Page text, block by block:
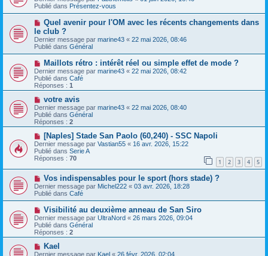
e
e
s
s
a
g
e
u
v
a
u
m
e
s
s
a
g
e
Publié dans Présentez-vous
N
u
v
e
a
m
e
s
s
a
g
e
Quel avenir pour l'OM avec les récents changements dans
le club ?
Dernier message par marine43 « 22 mai 2026, 08:46
Publié dans Général
N
o
u
v
e
a
m
e
s
s
a
g
e
Maillots rétro : intérêt réel ou simple effet de mode ?
Dernier message par marine43 « 22 mai 2026, 08:42
Publié dans Café
Réponses : 1
N
o
u
v
e
a
u
m
e
s
s
a
g
e
votre avis
Dernier message par marine43 « 22 mai 2026, 08:40
Publié dans Général
Réponses : 2
N
o
u
v
e
a
u
m
e
s
g
e
[Naples] Stade San Paolo (60,240) - SSC Napoli
Dernier message par Vastian55 « 16 avr. 2026, 15:22
Publié dans Serie A
Réponses : 70 1 2 3 4 5
N
o
u
v
e
u
m
e
s
Vos indispensables pour le sport (hors stade) ?
Dernier message par Michel222 « 03 avr. 2026, 18:28
Publié dans Café
N
o
u
v
e
a
u
Visibilité au deuxième anneau de San Siro
Dernier message par UltraNord « 26 mars 2026, 09:04
Publié dans Général
Réponses : 2
N
o
Kael
Dernier message par Kael « 26 févr. 2026, 02:04